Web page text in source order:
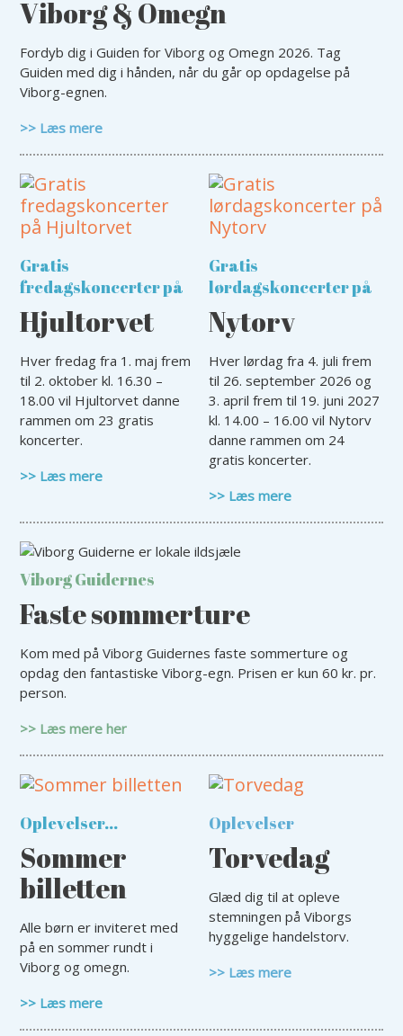
Kongenshus Mindepark og
Ø Bakker
Hjarbæk Fjord og Ulbjerg
Klint
Gudenåen
Open by Night
Viborg & Omegn
Fordyb dig i Guiden for Viborg og Omegn 2026. Tag
Guiden med dig i hånden, når du går op opdagelse på
Viborg-egnen.
>> Læs mere
Gratis
fredagskoncerter på
Hjultorvet
Hver fredag fra 1. maj frem
til 2. oktober kl. 16.30 –
18.00 vil Hjultorvet danne
rammen om 23 gratis
koncerter.
>> Læs mere
Gratis
lørdagskoncerter på
Nytorv
Hver lørdag fra 4. juli frem
til 26. september 2026 og
3. april frem til 19. juni 2027
kl. 14.00 – 16.00 vil Nytorv
danne rammen om 24
gratis koncerter.
>> Læs mere
Viborg Guidernes
Faste sommerture
Kom med på Viborg Guidernes faste sommerture og
opdag den fantastiske Viborg-egn. Prisen er kun 60 kr. pr.
person.
>> Læs mere her
Oplevelser...
Sommer
billetten
Alle børn er inviteret med
på en sommer rundt i
Viborg og omegn.
>> Læs mere
Oplevelser
Torvedag
Glæd dig til at opleve
stemningen på Viborgs
hyggelige handelstorv.
>> Læs mere